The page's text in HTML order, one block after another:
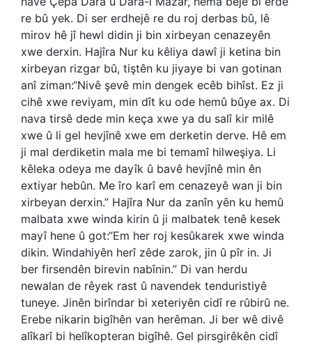
re bû yek. Di ser erdhejê re du roj derbas bû, lê
mirov hê jî hewl didin ji bin xirbeyan cenazeyên
xwe derxin. Hajîra Nur ku kêliya dawî ji ketina bin
xirbeyan rizgar bû, tiştên ku jiyaye bi van gotinan
anî ziman:“Nivê şevê min dengek ecêb bihîst. Ez ji
cihê xwe reviyam, min dît ku ode hemû bûye ax. Di
nava tirsê dede min keça xwe ya du salî kir milê
xwe û li gel hevjînê xwe em derketin derve. Hê em
ji mal derdiketin mala me bi temamî hilweşiya. Li
kêleka odeya me dayîk û bavê hevjînê min ên
extiyar hebûn. Me îro karî em cenazeyê wan ji bin
xirbeyan derxin.” Hajîra Nur da zanîn yên ku hemû
malbata xwe winda kirin û ji malbatek tenê kesek
mayî hene û got:“Em her roj kesûkarek xwe winda
dikin. Windahiyên herî zêde zarok, jin û pîr in. Ji
ber firsendên birevin nabînin.” Di van herdu
newalan de rêyek rast û navendek tenduristiyê
tuneye. Jinên birîndar bi xeteriyên cidî re rûbirû ne.
Erebe nikarin bigîhên van herêman. Ji ber wê divê
alîkarî bi helîkopteran bigîhê. Gel pirsgirêkên cidî